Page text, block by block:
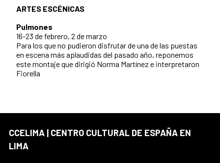
ARTES ESCÉNICAS
Pulmones
16-23 de febrero, 2 de marzo
Para los que no pudieron disfrutar de una de las puestas
en escena más aplaudidas del pasado año, reponemos
este montaje que dirigió Norma Martínez e interpretaron
Fiorella
CCELIMA | CENTRO CULTURAL DE ESPAÑA EN
LIMA